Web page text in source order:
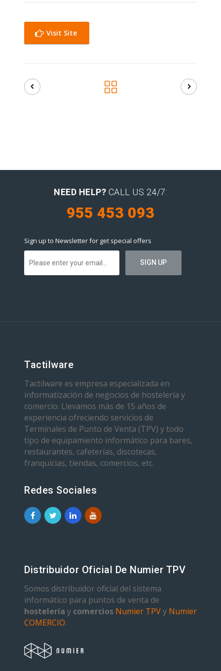
Visit Site
NEED HELP? CALL US 24/7:
955 453 093
Sign up to Newsletter for get special offers
Tactilware
Tactilware es empresa especializada en
informatización de negocios de hostelería y
comercio. Llevamos más de 15 años de
experiencia ofreciendo servicios de
Terminales de Punto de Venta (TPV) y todo
tipo de equipamiento informático para bares,
restaurantes, cafeterías, discotecas,
franquicias, tiendas, comercios, etc.
Redes Sociales
Distribuidor Oficial De Numier TPV
Somos distribuidor oficial del sistema
informático para puntos de venta de
hostelería y comercios Numier TPVy Numier
COMERCIO.